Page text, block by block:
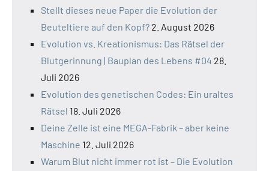
Stellt dieses neue Paper die Evolution der
Beuteltiere auf den Kopf? 2. August 2026
Evolution vs. Kreationismus: Das Rätsel der
Blutgerinnung | Bauplan des Lebens #04 28.
Juli 2026
Evolution des genetischen Codes: Ein uraltes
Rätsel 18. Juli 2026
Deine Zelle ist eine MEGA-Fabrik – aber keine
Maschine 12. Juli 2026
Warum Blut nicht immer rot ist – Die Evolution